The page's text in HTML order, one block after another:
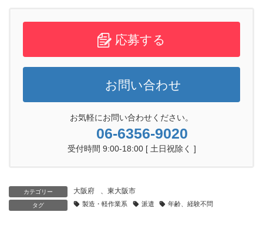
応募する
お問い合わせ
お気軽にお問い合わせください。
06-6356-9020
受付時間 9:00-18:00 [ 土日祝除く ]
カテゴリー 大阪府 、 東大阪市
タグ 製造・軽作業系 派遣 年齢、経験不問